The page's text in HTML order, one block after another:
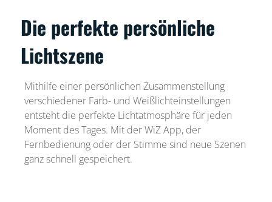
Die perfekte persönliche
Lichtszene
Mithilfe einer persönlichen Zusammenstellung
verschiedener Farb- und Weißlichteinstellungen
entsteht die perfekte Lichtatmosphäre für jeden
Moment des Tages. Mit der WiZ App, der
Fernbedienung oder der Stimme sind neue Szenen
ganz schnell gespeichert.